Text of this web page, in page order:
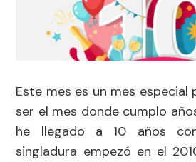
Este mes es un mes especial
ser el mes donde cumplo
he llegado a 10 años
singladura empezó en el